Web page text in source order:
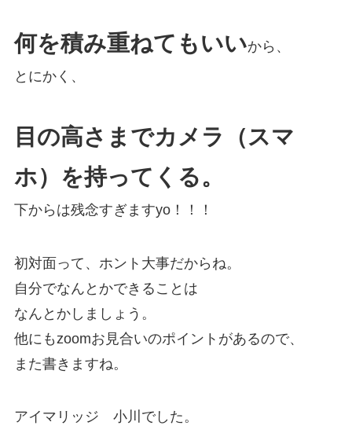
何を積み重ねてもいいから、
とにかく、
目の高さまでカメラ（スマ
ホ）を持ってくる。
下からは残念すぎますyo！！！
初対面って、ホント大事だからね。
自分でなんとかできることは
なんとかしましょう。
他にもzoomお見合いのポイントがあるので、
また書きますね。
アイマリッジ 小川でした。